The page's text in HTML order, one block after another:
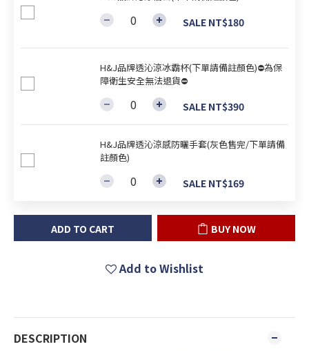
SALE NT$180
H&J品牌透沁涼冰霸杯(下單請備註顏色)⛔為保
障衛生安全無法退貨⛔
SALE NT$390
H&J品牌透沁涼感防曬手套(灰色售完/下單請備
註顏色)
SALE NT$169
ADD TO CART BUY NOW
Add to Wishlist
DESCRIPTION